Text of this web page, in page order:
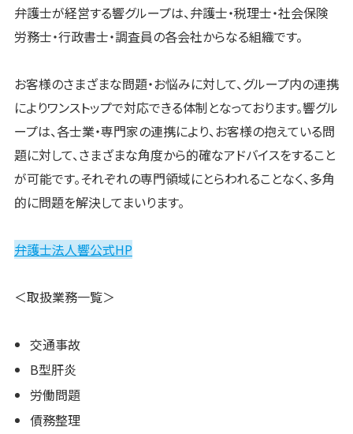
弁護士が経営する響グループは、弁護士・税理士・社会保険
労務士・行政書士・調査員の各会社からなる組織です。
お客様のさまざまな問題・お悩みに対して、グループ内の連携
によりワンストップで対応できる体制となっております。響グル
ープは、各士業・専門家の連携により、お客様の抱えている問
題に対して、さまざまな角度から的確なアドバイスをすること
が可能です。それぞれの専門領域にとらわれることなく、多角
的に問題を解決してまいります。
弁護士法人響公式HP
＜取扱業務一覧＞
交通事故
B型肝炎
労働問題
債務整理